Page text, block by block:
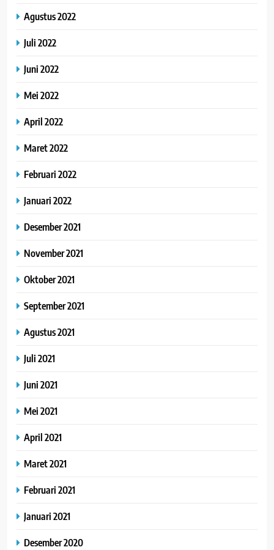
Agustus 2022
Juli 2022
Juni 2022
Mei 2022
April 2022
Maret 2022
Februari 2022
Januari 2022
Desember 2021
November 2021
Oktober 2021
September 2021
Agustus 2021
Juli 2021
Juni 2021
Mei 2021
April 2021
Maret 2021
Februari 2021
Januari 2021
Desember 2020